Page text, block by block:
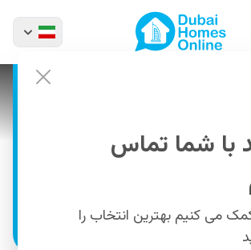
تایمز دانوب
لوکس در دبی
اوئیسیس
خصوصی در دبی سیلیکون
با شما تماس
می کنیم بهترین انتخاب را